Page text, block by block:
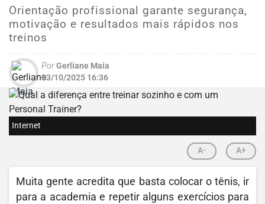
Orientação profissional garante segurança,
motivação e resultados mais rápidos nos
treinos
PorGerliane Maia
03/10/2025 16:36
Internet
A- A+
Muita gente acredita que basta colocar o tênis, ir
para a academia e repetir alguns exercícios para